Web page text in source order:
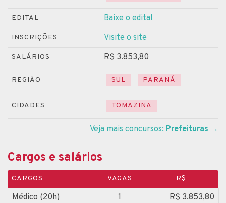
EDITAL Baixe o edital
INSCRIÇÕES Visite o site
SALÁRIOS R$ 3.853,80
REGIÃO SUL PARANÁ
CIDADES TOMAZINA
Veja mais concursos: Prefeituras →
Cargos e salários
CARGOS VAGAS R$
Médico (20h) 1
R$ 3.853,80